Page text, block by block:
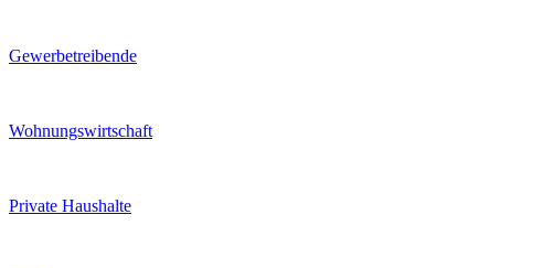
Gewerbetreibende
Wohnungswirtschaft
Private Haushalte